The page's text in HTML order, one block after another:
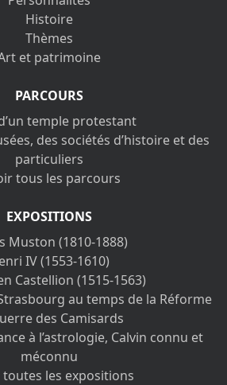
Histoire
Thèmes
et patrimoine
PARCOURS
temple protestant
des sociétés d’histoire et des
particuliers
tous les parcours
EXPOSITIONS
Muston (1810-1888)
IV (1553-1610)
Castellion (1515-1563)
au temps de la Réforme
des Camisards
à l’astrologie, Calvin connu et
méconnu
toutes les expositions